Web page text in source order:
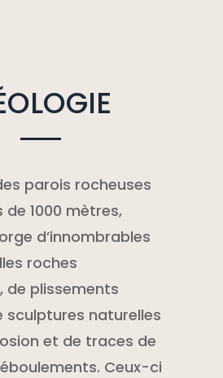
parois rocheuses
1000 mètres,
d’innombrables
roches
de plissements
sculptures naturelles
et de traces de
Ceux-ci